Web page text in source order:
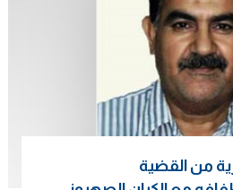
من القضية